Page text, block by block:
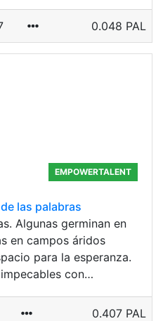
0.048 PAL
EMPOWERTALENT
las palabras
Algunas germinan en
en campos áridos
para la esperanza.
con…
0.407 PAL